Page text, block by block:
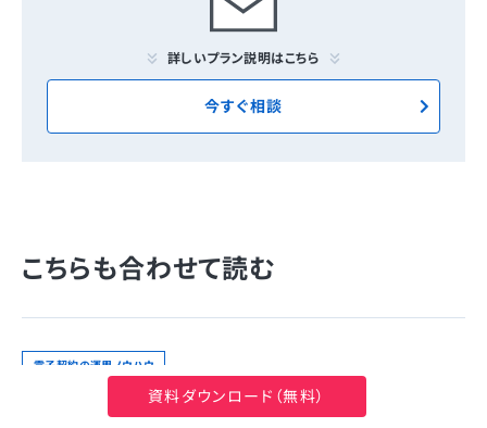
詳しいプラン説明はこちら
今すぐ相談
こちらも合わせて読む
電子契約の運用ノウハウ
資料ダウンロード（無料）